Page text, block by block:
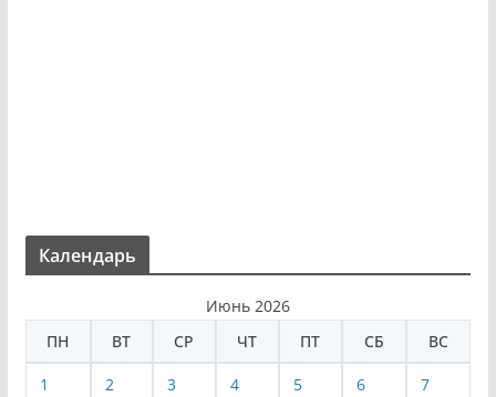
Календарь
Июнь 2026
ПН
ВТ СР ЧТ ПТ СБ ВС
1 2 3 4 5 6 7